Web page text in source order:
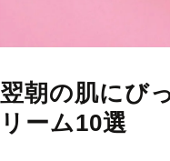
翌朝の肌にび
リーム10選